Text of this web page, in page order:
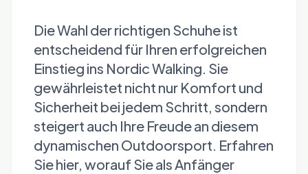
Die Wahl der richtigen Schuhe ist
entscheidend für Ihren erfolgreichen
Einstieg ins Nordic Walking. Sie
gewährleistet nicht nur Komfort und
Sicherheit bei jedem Schritt, sondern
steigert auch Ihre Freude an diesem
dynamischen Outdoorsport. Erfahren
Sie hier, worauf Sie als Anfänger